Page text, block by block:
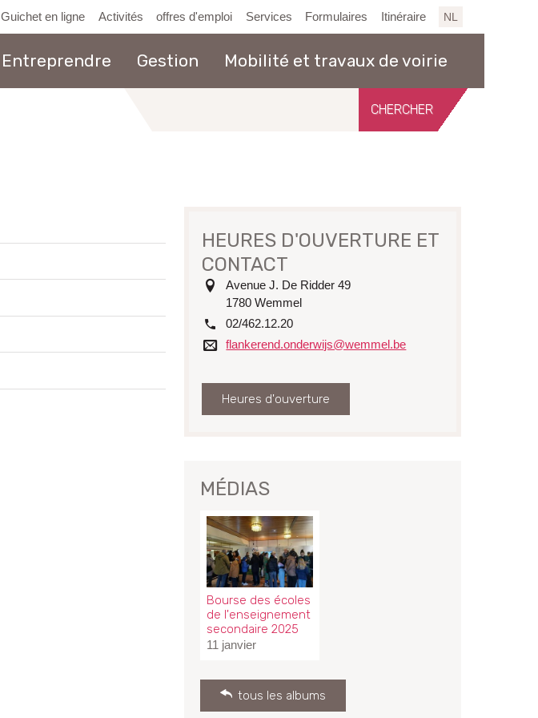
Guichet en ligne Activités offres d'emploi Services Formulaires Itinéraire NL
Entreprendre Gestion Mobilité et travaux de voirie
HEURES D'OUVERTURE ET
CONTACT
adresseAvenue J. De Ridder 49
1780Wemmel
tél.
02/462.12.20
Courrielflankerend.onderwijs@wemmel.be
Heures d'ouverture
MÉDIAS
Bourse des écoles
de l'enseignement
secondaire 2025
11 janvier
tous les albums